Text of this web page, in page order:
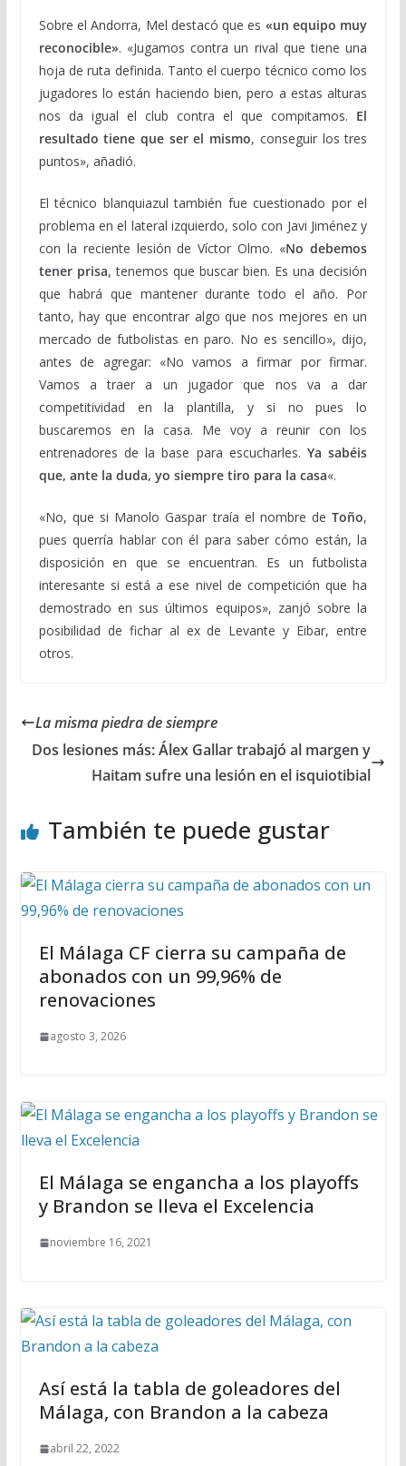
Sobre el Andorra, Mel destacó que es «un equipo muy
reconocible». «Jugamos contra un rival que tiene una
hoja de ruta definida. Tanto el cuerpo técnico como los
jugadores lo están haciendo bien, pero a estas alturas
nos da igual el club contra el que compitamos. El
resultado tiene que ser el mismo, conseguir los tres
puntos», añadió.
El técnico blanquiazul también fue cuestionado por el
problema en el lateral izquierdo, solo con Javi Jiménez y
con la reciente lesión de Víctor Olmo. «No debemos
tener prisa, tenemos que buscar bien. Es una decisión
que habrá que mantener durante todo el año. Por
tanto, hay que encontrar algo que nos mejores en un
mercado de futbolistas en paro. No es sencillo», dijo,
antes de agregar: «No vamos a firmar por firmar.
Vamos a traer a un jugador que nos va a dar
competitividad en la plantilla, y si no pues lo
buscaremos en la casa. Me voy a reunir con los
entrenadores de la base para escucharles.Ya sabéis
que, ante la duda, yo siempre tiro para la casa«.
«No, que si Manolo Gaspar traía el nombre deToño,
pues querría hablar con él para saber cómo están, la
disposición en que se encuentran. Es un futbolista
interesante si está a ese nivel de competición que ha
demostrado en sus últimos equipos», zanjó sobre la
posibilidad de fichar al ex de Levante y Eibar, entre
otros.
La misma piedra de siempre
Dos lesiones más: Álex Gallar trabajó al margen y
Haitam sufre una lesión en el isquiotibial
También te puede gustar
El Málaga CF cierra su campaña de
abonados con un 99,96% de
renovaciones
agosto 3, 2026
El Málaga se engancha a los playoffs
y Brandon se lleva el Excelencia
noviembre 16, 2021
Así está la tabla de goleadores del
Málaga, con Brandon a la cabeza
abril 22, 2022